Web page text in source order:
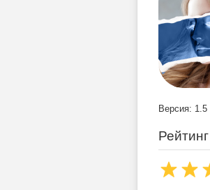
Версия: